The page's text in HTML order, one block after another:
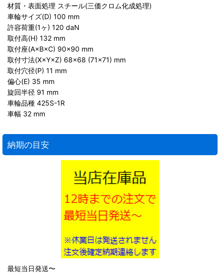
材質・表面処理 スチール(三価クロム化成処理)
車輪サイズ(D) 100 mm
許容荷重(1ヶ) 120 daN
取付高(H) 132 mm
取付座(A×B×C) 90×90 mm
取付寸法(X×Y×Z) 68×68 (71×71) mm
取付穴径(P) 11 mm
偏心(E) 35 mm
旋回半径 91 mm
車輪品種 425S-1R
車幅 32 mm
納期の目安
最短当日発送〜